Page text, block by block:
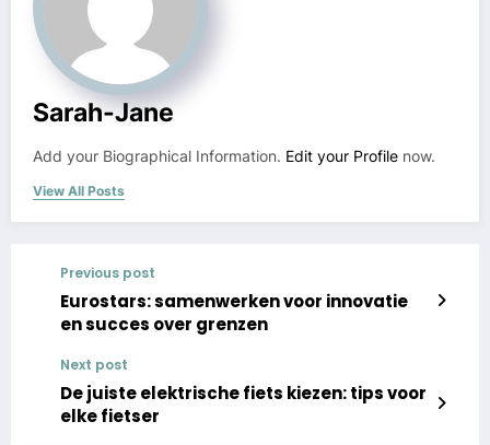
Sarah-Jane
Add your Biographical Information. Edit your Profile now.
View All Posts
Previous post
Eurostars: samenwerken voor innovatie
en succes over grenzen
Next post
De juiste elektrische fiets kiezen: tips voor
elke fietser